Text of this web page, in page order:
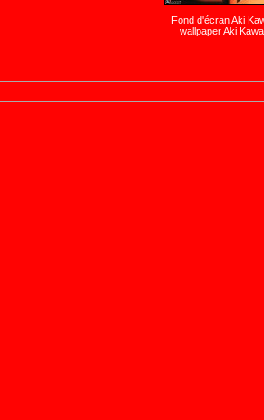
Fond d'écran Aki
wallpaper Aki